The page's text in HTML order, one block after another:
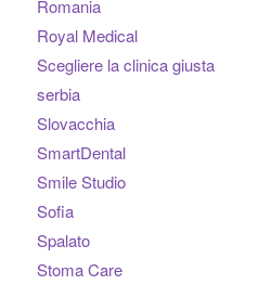
Romania
Royal Medical
Scegliere la clinica giusta
serbia
Slovacchia
SmartDental
Smile Studio
Sofia
Spalato
Stoma Care